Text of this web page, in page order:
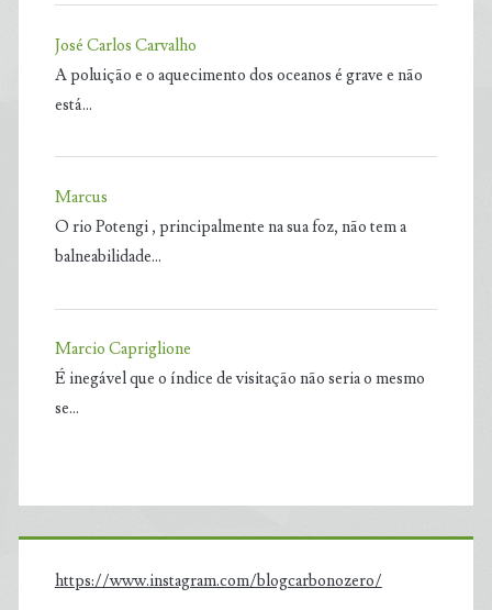
José Carlos Carvalho
A poluição e o aquecimento dos oceanos é grave e não
está…
Marcus
O rio Potengi , principalmente na sua foz, não tem a
balneabilidade…
Marcio Capriglione
É inegável que o índice de visitação não seria o mesmo
se…
https://www.instagram.com/blogcarbonozero/